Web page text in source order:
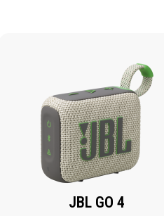
JBL GO 4